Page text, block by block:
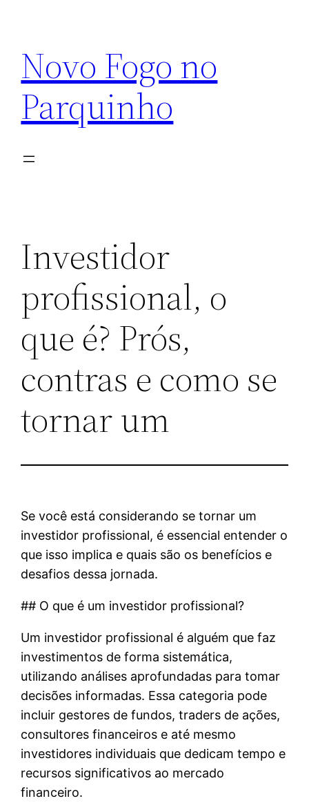
conteúdo
Novo Fogo no
Parquinho
Investidor
profissional, o
que é? Prós,
contras e como se
tornar um
Se você está considerando se tornar um
investidor profissional, é essencial entender o
que isso implica e quais são os benefícios e
desafios dessa jornada.
## O que é um investidor profissional?
Um investidor profissional é alguém que faz
investimentos de forma sistemática,
utilizando análises aprofundadas para tomar
decisões informadas. Essa categoria pode
incluir gestores de fundos, traders de ações,
consultores financeiros e até mesmo
investidores individuais que dedicam tempo e
recursos significativos ao mercado
financeiro.